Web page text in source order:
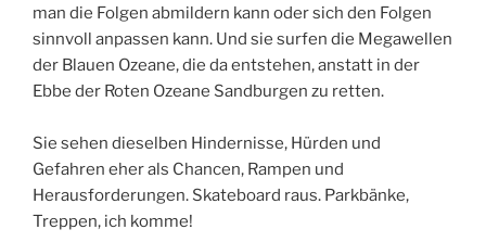
man die Folgen abmildern kann oder sich den Folgen
sinnvoll anpassen kann. Und sie surfen die Megawellen
der Blauen Ozeane, die da entstehen, anstatt in der
Ebbe der Roten Ozeane Sandburgen zu retten.
Sie sehen dieselben Hindernisse, Hürden und
Gefahren eher als Chancen, Rampen und
Herausforderungen. Skateboard raus. Parkbänke,
Treppen, ich komme!